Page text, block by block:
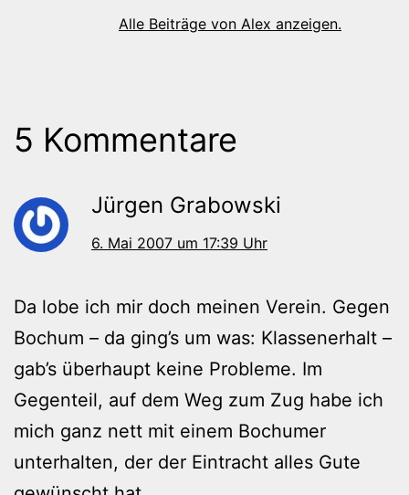
Alle Beiträge von Alex anzeigen.
5 Kommentare
Jürgen Grabowski
6. Mai 2007 um 17:39 Uhr
Da lobe ich mir doch meinen Verein. Gegen
Bochum – da ging’s um was: Klassenerhalt –
gab’s überhaupt keine Probleme. Im
Gegenteil, auf dem Weg zum Zug habe ich
mich ganz nett mit einem Bochumer
unterhalten, der der Eintracht alles Gute